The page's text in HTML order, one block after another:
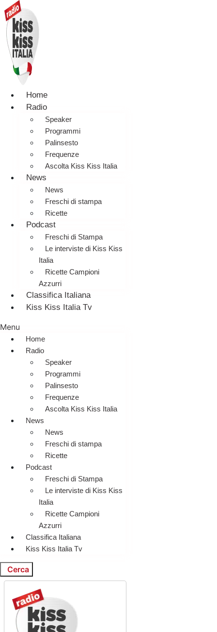
Home
Radio
Speaker
Programmi
Palinsesto
Frequenze
Ascolta Kiss Kiss Italia
News
News
Freschi di stampa
Ricette
Podcast
Freschi di Stampa
Le interviste di Kiss Kiss
Italia
Ricette Campioni
Azzurri
Classifica Italiana
Kiss Kiss Italia Tv
Menu
Home
Radio
Speaker
Programmi
Palinsesto
Frequenze
Ascolta Kiss Kiss Italia
News
News
Freschi di stampa
Ricette
Podcast
Freschi di Stampa
Le interviste di Kiss Kiss
Italia
Ricette Campioni
Azzurri
Classifica Italiana
Kiss Kiss Italia Tv
Cerca